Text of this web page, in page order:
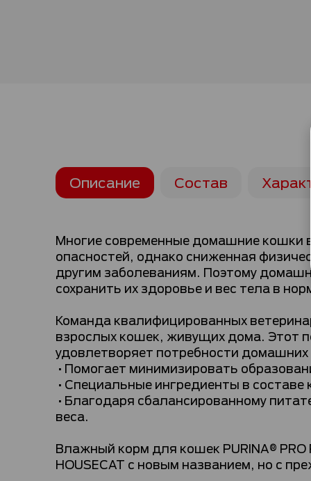
Описание
Многие современные домашние кошки
опасностей, однако сниженная
другим заболеваниям. Поэтому
сохранить их здоровье и вес тела в
Команда квалифицированных
взрослых кошек, живущих дома. Этот
удовлетворяет потребности
•Помогает минимизировать
•Специальные ингредиенты в
•Благодаря сбалансированному
веса.
Влажный корм для кошек PURINA®
HOUSECAT с новым названием, но с
Состав